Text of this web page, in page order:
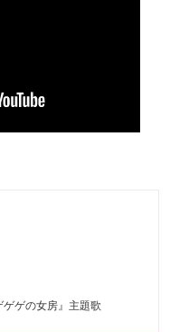
ゲゲの女房』主題歌